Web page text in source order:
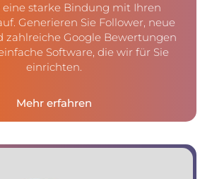
eine starke Bindung mit Ihren
Generieren Sie Follower, neue
zahlreiche Google Bewertungen
Software, die wir für Sie
einrichten.
Mehr erfahren